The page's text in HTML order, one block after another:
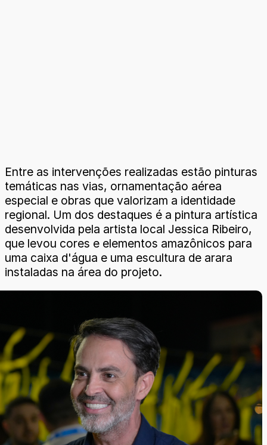
Entre as intervenções realizadas estão pinturas
temáticas nas vias, ornamentação aérea
especial e obras que valorizam a identidade
regional. Um dos destaques é a pintura artística
desenvolvida pela artista local Jessica Ribeiro,
que levou cores e elementos amazônicos para
uma caixa d'água e uma escultura de arara
instaladas na área do projeto.